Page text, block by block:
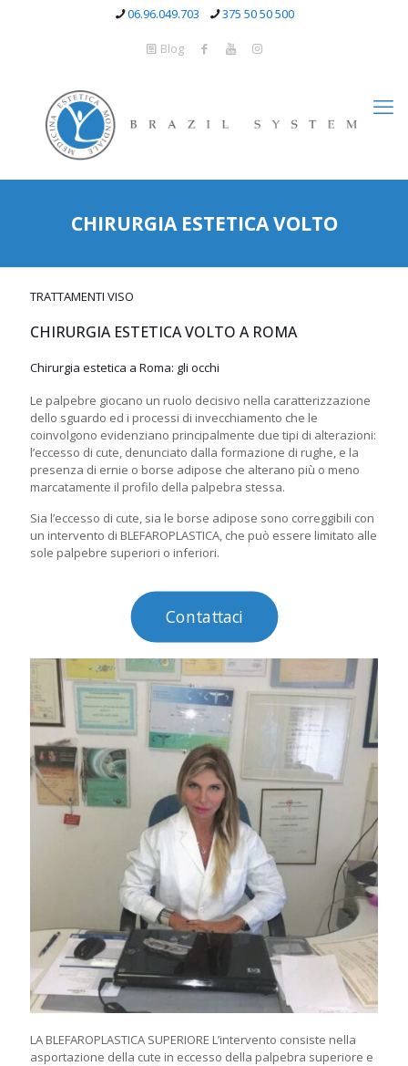
06.96.049.703 375 50 50 500
Blog
CHIRURGIA ESTETICA VOLTO
TRATTAMENTI VISO
CHIRURGIA ESTETICA VOLTO A ROMA
Chirurgia estetica a Roma: gli occhi
Le palpebre giocano un ruolo decisivo nella caratterizzazione
dello sguardo ed i processi di invecchiamento che le
coinvolgono evidenziano principalmente due tipi di alterazioni:
l’eccesso di cute, denunciato dalla formazione di rughe, e la
presenza di ernie o borse adipose che alterano più o meno
marcatamente il profilo della palpebra stessa.
Sia l’eccesso di cute, sia le borse adipose sono correggibili con
un intervento di BLEFAROPLASTICA, che può essere limitato alle
sole palpebre superiori o inferiori.
Contattaci
LA BLEFAROPLASTICA SUPERIORE L’intervento consiste nella
asportazione della cute in eccesso della palpebra superiore e